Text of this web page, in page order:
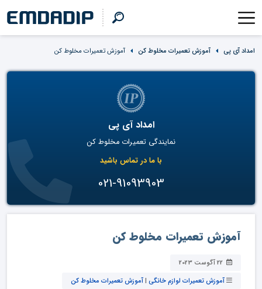
امداد آی پی آموزش تعمیرات مخلوط کن آموزش تعمیرات مخلوط کن
امداد آی پی
نمایندگی تعمیرات مخلوط کن
با ما در تماس باشید
021-91093903
آموزش تعمیرات مخلوط کن
آموزش تعمیرات لوازم خانگی |آموزش تعمیرات مخلوط کن